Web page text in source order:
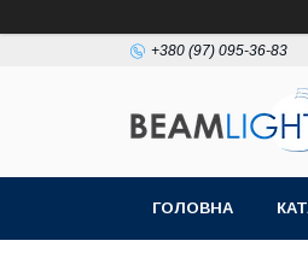
+380 (97) 095-36-83
ГОЛОВНА